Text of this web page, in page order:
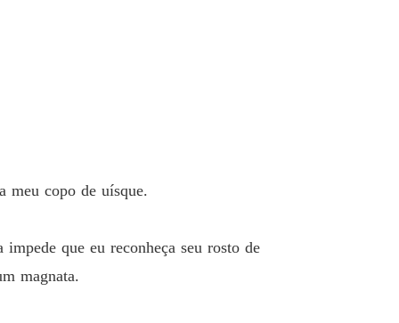
meu copo de uísque.
que eu reconheça seu rosto de
magnata.